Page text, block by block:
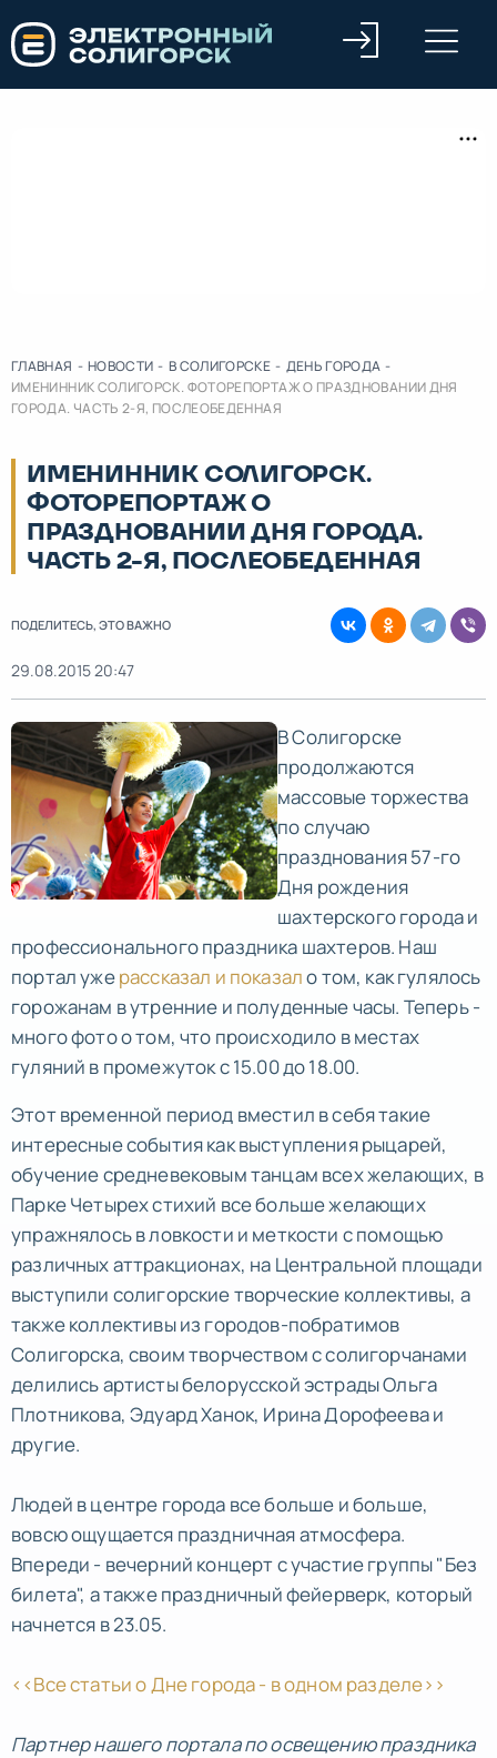
ГЛАВНАЯ - НОВОСТИ - В СОЛИГОРСКЕ - ДЕНЬ ГОРОДА -
ИМЕНИННИК СОЛИГОРСК. ФОТОРЕПОРТАЖ О ПРАЗДНОВАНИИ ДНЯ
ГОРОДА. ЧАСТЬ 2-Я, ПОСЛЕОБЕДЕННАЯ
ИМЕНИННИК СОЛИГОРСК.
ФОТОРЕПОРТАЖ О
ПРАЗДНОВАНИИ ДНЯ ГОРОДА.
ЧАСТЬ 2-Я, ПОСЛЕОБЕДЕННАЯ
ПОДЕЛИТЕСЬ, ЭТО ВАЖНО
29.08.2015 20:47
В Солигорске
продолжаются
массовые торжества
по случаю
празднования 57-го
Дня рождения
шахтерского города и
профессионального праздника шахтеров. Наш
портал ужерассказал и показало том, как гулялось
горожанам в утренние и полуденные часы. Теперь -
много фото о том, что происходило в местах
гуляний в промежуток с 15.00 до 18.00.
Этот временной период вместил в себя такие
интересные события как выступления рыцарей,
обучение средневековым танцам всех желающих, в
Парке Четырех стихий все больше желающих
упражнялось в ловкости и меткости с помощью
различных аттракционах, на Центральной площади
выступили солигорские творческие коллективы, а
также коллективы из городов-побратимов
Солигорска, своим творчеством с солигорчанами
делились артисты белорусской эстрады Ольга
Плотникова, Эдуард Ханок, Ирина Дорофеева и
другие.
Людей в центре города все больше и больше,
вовсю ощущается праздничная атмосфера.
Впереди - вечерний концерт с участие группы "Без
билета", а также праздничный фейерверк, который
начнется в 23.05.
<<Все статьи о Дне города - в одном разделе>>
Партнер нашего портала по освещению праздника